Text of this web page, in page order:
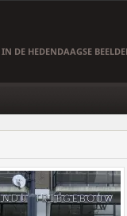
DE HEDENDAAGSE